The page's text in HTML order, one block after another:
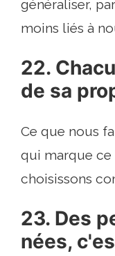
généraliser,
moins liés à
22.
de sa
Ce que nous
qui marque ce
choisissons
23. Des
nées,